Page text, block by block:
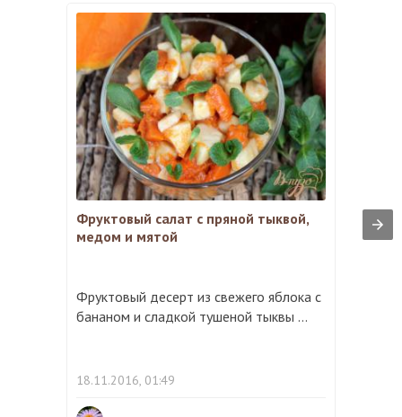
Фруктовый салат с пряной тыквой,
медом и мятой
Фруктовый десерт из свежего яблока с
бананом и сладкой тушеной тыквы ...
18.11.2016, 01:49